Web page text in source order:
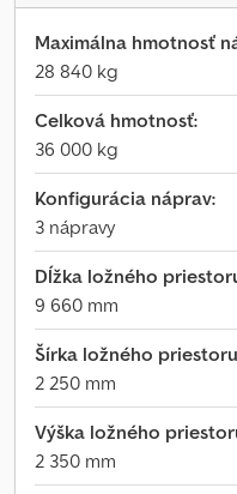
Maximálna hmotnosť
28 840 kg
Celková hmotnosť:
36 000 kg
Konfigurácia náprav:
3 nápravy
Dĺžka ložného
9 660 mm
Šírka ložného
2 250 mm
Výška ložného
2 350 mm